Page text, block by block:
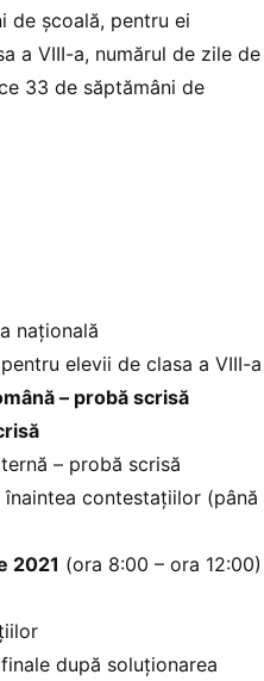
de școală, pentru ei
a VIII-a, numărul de zile de
33 de săptămâni de
elevii de clasa a VIII-a
– probă scrisă
– probă scrisă
înaintea contestațiilor (până
2021 (ora 8:00 – ora 12:00)
soluționarea